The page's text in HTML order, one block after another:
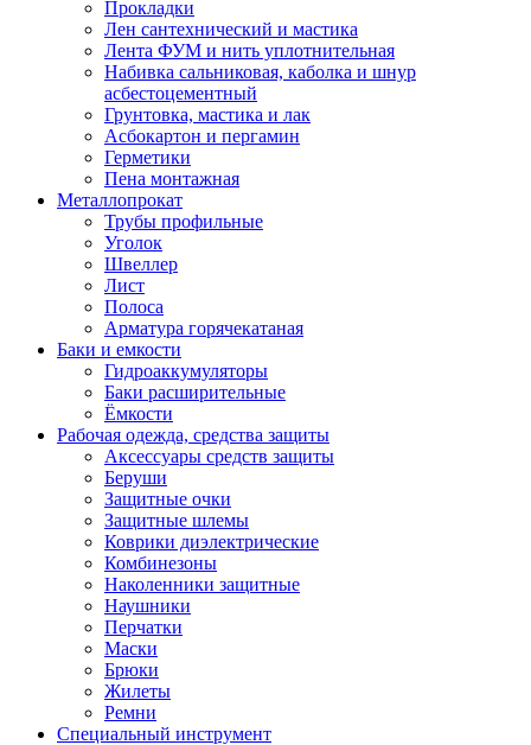
Прокладки
Лен сантехнический и мастика
Лента ФУМ и нить уплотнительная
Набивка сальниковая, каболка и шнур
асбестоцементный
Грунтовка, мастика и лак
Асбокартон и пергамин
Герметики
Пена монтажная
Металлопрокат
Трубы профильные
Уголок
Швеллер
Лист
Полоса
Арматура горячекатаная
Баки и емкости
Гидроаккумуляторы
Баки расширительные
Ёмкости
Рабочая одежда, средства защиты
Аксессуары средств защиты
Беруши
Защитные очки
Защитные шлемы
Коврики диэлектрические
Комбинезоны
Наколенники защитные
Наушники
Перчатки
Маски
Брюки
Жилеты
Ремни
Специальный инструмент